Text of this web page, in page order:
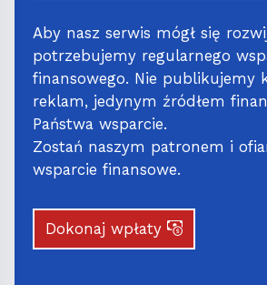
Aby nasz serwis mógł się
potrzebujemy regularnego
finansowego. Nie publikujemy
reklam, jedynym źródłem
Państwa wsparcie.
Zostań naszym patronem i
wsparcie finansowe.
Dokonaj wpłaty